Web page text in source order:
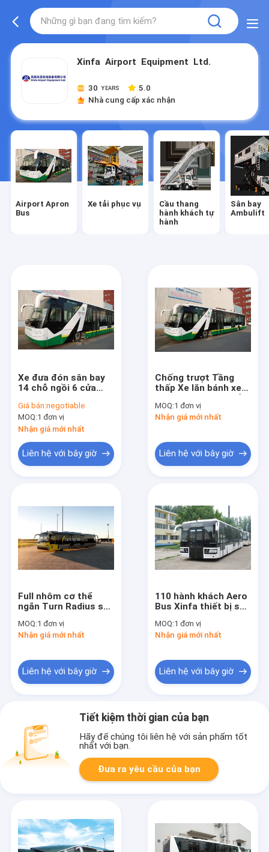
Xinfa Airport Equipment Ltd.
30 YEARS
5.0
Nhà cung cấp xác nhận
Airport Apron
Bus
Xe tải phục vụ
Cầu thang
hành khách tự
hành
Sân bay
Ambulift
Xe đưa đón sân bay
14 chỗ ngồi 6 cửa
sức chứa 110 hành
khách
Giá bán:negotiable
MOQ:1 đơn vị
Nhận giá mới nhất
Liên hệ với bây giờ
Chống trượt Tầng
thấp Xe lăn bánh xe
IATA
MOQ:1 đơn vị
Nhận giá mới nhất
Liên hệ với bây giờ
Full nhôm cơ thể
ngắn Turn Radius sân
Aero Bus
MOQ:1 đơn vị
Nhận giá mới nhất
Liên hệ với bây giờ
110 hành khách Aero
Bus Xinfa thiết bị sân
MOQ:1 đơn vị
Nhận giá mới nhất
Liên hệ với bây giờ
Tiết kiệm thời gian của bạn
Hãy để chúng tôi liên hệ với sản phẩm tốt
nhất với bạn.
Đưa ra yêu cầu của bạn